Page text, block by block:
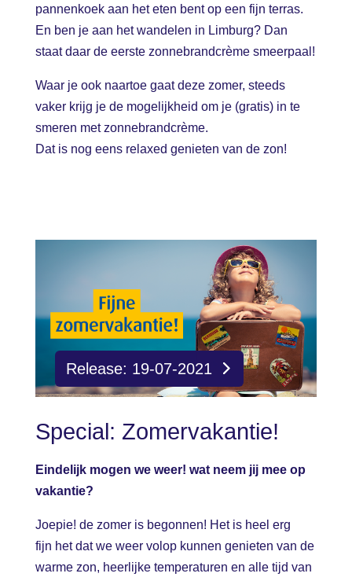
pannenkoek aan het eten bent op een fijn terras.
En ben je aan het wandelen in Limburg? Dan
staat daar de eerste zonnebrandcrème smeerpaal!
Waar je ook naartoe gaat deze zomer, steeds
vaker krijg je de mogelijkheid om je (gratis) in te
smeren met zonnebrandcrème.
Dat is nog eens relaxed genieten van de zon!
Release: 19-07-2021
Special: Zomervakantie!
Eindelijk mogen we weer! wat neem jij mee op
vakantie?
Joepie! de zomer is begonnen! Het is heel erg
fijn het dat we weer volop kunnen genieten van de
warme zon, heerlijke temperaturen en alle tijd van